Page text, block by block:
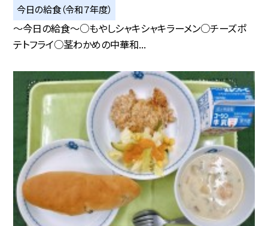
今日の給食（令和７年度）
～今日の給食～○もやしシャキシャキラーメン○チーズポ
テトフライ○茎わかめの中華和...